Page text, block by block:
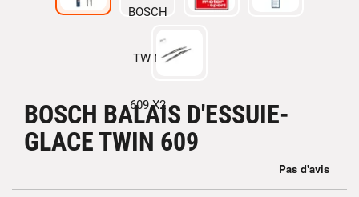
BOSCH BALAIS D'ESSUIE-
GLACE TWIN 609